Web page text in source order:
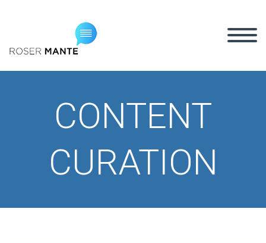
CONTENT
CURATION